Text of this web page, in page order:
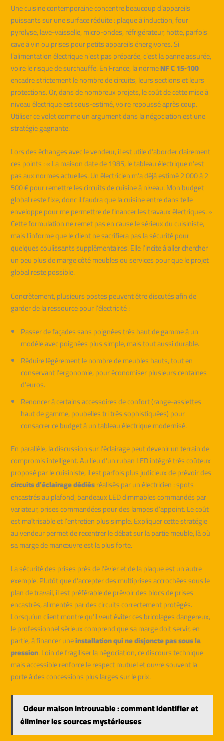
Une cuisine contemporaine concentre beaucoup d’appareils
puissants sur une surface réduite : plaque à induction, four
pyrolyse, lave-vaisselle, micro-ondes, réfrigérateur, hotte, parfois
cave à vin ou prises pour petits appareils énergivores. Si
l’alimentation électrique n’est pas préparée, c’est la panne assurée,
voire le risque de surchauffe. En France, la normeNF C 15‑100
encadre strictement le nombre de circuits, leurs sections et leurs
protections. Or, dans de nombreux projets, le coût de cette mise à
niveau électrique est sous-estimé, voire repoussé après coup.
Utiliser ce volet comme un argument dans la négociation est une
stratégie gagnante.
Lors des échanges avec le vendeur, il est utile d’aborder clairement
ces points : « La maison date de 1985, le tableau électrique n’est
pas aux normes actuelles. Un électricien m’a déjà estimé 2 000 à 2
500 € pour remettre les circuits de cuisine à niveau. Mon budget
global reste fixe, donc il faudra que la cuisine entre dans telle
enveloppe pour me permettre de financer les travaux électriques. »
Cette formulation ne remet pas en cause le sérieux du cuisiniste,
mais l’informe que le client ne sacrifiera pas la sécurité pour
quelques coulissants supplémentaires. Elle l’incite à aller chercher
un peu plus de marge côté meubles ou services pour que le projet
global reste possible.
Concrètement, plusieurs postes peuvent être discutés afin de
garder de la ressource pour l’électricité :
Passer de façades sans poignées très haut de gamme à un
modèle avec poignées plus simple, mais tout aussi durable.
Réduire légèrement le nombre de meubles hauts, tout en
conservant l’ergonomie, pour économiser plusieurs centaines
d’euros.
Renoncer à certains accessoires de confort (range-assiettes
haut de gamme, poubelles tri très sophistiquées) pour
consacrer ce budget à un tableau électrique modernisé.
En parallèle, la discussion sur l’éclairage peut devenir un terrain de
compromis intelligent. Au lieu d’un ruban LED intégré très coûteux
proposé par le cuisiniste, il est parfois plus judicieux de prévoir des
circuits d’éclairage dédiésréalisés par un électricien : spots
encastrés au plafond, bandeaux LED dimmables commandés par
variateur, prises commandées pour des lampes d’appoint. Le coût
est maîtrisable et l’entretien plus simple. Expliquer cette stratégie
au vendeur permet de recentrer le débat sur la partie meuble, là où
sa marge de manœuvre est la plus forte.
La sécurité des prises près de l’évier et de la plaque est un autre
exemple. Plutôt que d’accepter des multiprises accrochées sous le
plan de travail, il est préférable de prévoir des blocs de prises
encastrés, alimentés par des circuits correctement protégés.
Lorsqu’un client montre qu’il veut éviter ces bricolages dangereux,
le professionnel sérieux comprend que sa marge doit servir, en
partie, à financer uneinstallation qui ne disjoncte pas sous la
pression. Loin de fragiliser la négociation, ce discours technique
mais accessible renforce le respect mutuel et ouvre souvent la
porte à des concessions plus larges sur le prix.
Odeur maison introuvable : comment identifier et
éliminer les sources mystérieuses